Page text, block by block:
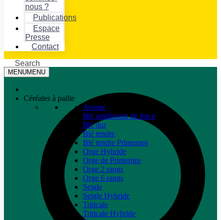
nous ?
Publications
Espace
Presse
Contact
Search
MENUMENU
Céréales à paille
Avoine
Blé améliorant de force
Blé dur
Blé tendre
Blé tendre Printemps
Orge Hybride
Orge de Printemps
Orge 2 rangs
Orge 6 rangs
Seigle
Seigle Hybride
Triticale
Triticale Hybride